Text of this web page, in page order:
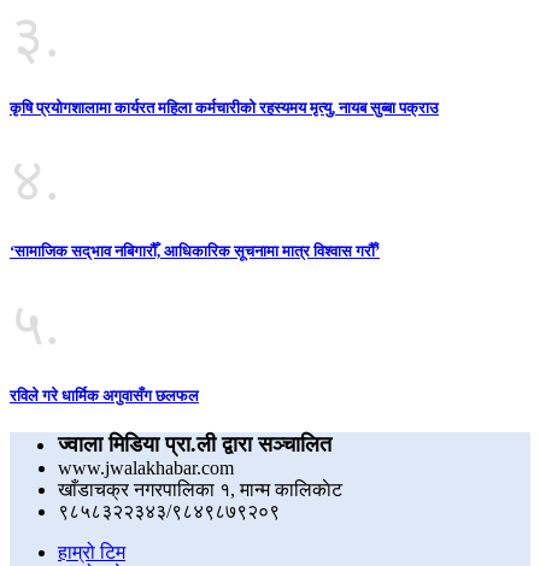
३.
कृषि प्रयोगशालामा कार्यरत महिला कर्मचारीको रहस्यमय मृत्यु, नायब सुब्बा पक्राउ
४.
‘सामाजिक सद्‌भाव नबिगारौँ, आधिकारिक सूचनामा मात्र विश्वास गरौँ’
५.
रविले गरे धार्मिक अगुवासँग छलफल
ज्वाला मिडिया प्रा.ली द्वारा सञ्चालित
www.jwalakhabar.com
खाँडाचक्र नगरपालिका १, मान्म कालिकाेट
९८५८३२२३४३/९८४९८७९२०९
हाम्रो टिम